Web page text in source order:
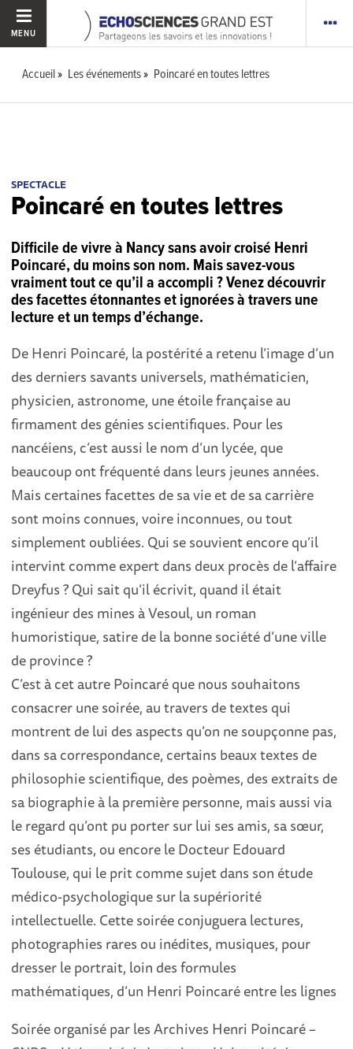
MENU
Accueil Les événements Poincaré en toutes lettres
SPECTACLE
Poincaré en toutes lettres
Difficile de vivre à Nancy sans avoir croisé Henri
Poincaré, du moins son nom. Mais savez-vous
vraiment tout ce qu’il a accompli ? Venez découvrir
des facettes étonnantes et ignorées à travers une
lecture et un temps d’échange.
De Henri Poincaré, la postérité a retenu l’image d’un
des derniers savants universels, mathématicien,
physicien, astronome, une étoile française au
firmament des génies scientifiques. Pour les
nancéiens, c’est aussi le nom d’un lycée, que
beaucoup ont fréquenté dans leurs jeunes années.
Mais certaines facettes de sa vie et de sa carrière
sont moins connues, voire inconnues, ou tout
simplement oubliées. Qui se souvient encore qu’il
intervint comme expert dans deux procès de l’affaire
Dreyfus ? Qui sait qu’il écrivit, quand il était
ingénieur des mines à Vesoul, un roman
humoristique, satire de la bonne société d’une ville
de province ?
C’est à cet autre Poincaré que nous souhaitons
consacrer une soirée, au travers de textes qui
montrent de lui des aspects qu’on ne soupçonne pas,
dans sa correspondance, certains beaux textes de
philosophie scientifique, des poèmes, des extraits de
sa biographie à la première personne, mais aussi via
le regard qu’ont pu porter sur lui ses amis, sa sœur,
ses étudiants, ou encore le Docteur Edouard
Toulouse, qui le prit comme sujet dans son étude
médico-psychologique sur la supériorité
intellectuelle. Cette soirée conjuguera lectures,
photographies rares ou inédites, musiques, pour
dresser le portrait, loin des formules
mathématiques, d’un Henri Poincaré entre les lignes
Soirée organisé par les Archives Henri Poincaré –